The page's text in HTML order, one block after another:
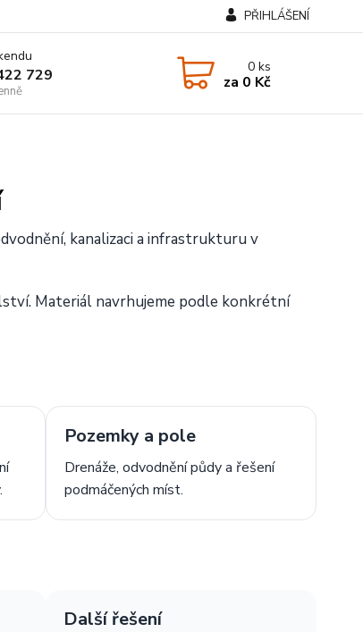
PŘIHLÁŠENÍ
729 0ks
za 0 Kč
kanalizaci a infrastrukturu v
Materiál navrhujeme podle konkrétní
Pozemky a pole
Drenáže, odvodnění půdy a řešení
podmáčených míst.
Další řešení